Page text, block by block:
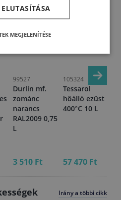
99527
Durlin mf.
zománc
narancs
RAL2009 0,75
L
3 510 Ft
105324
Tessarol
hőálló ezüst
400°C 10 L
57 470 Ft
Irány a többi cikk
ELUTASÍTÁSA
MEGJELENÍTÉSE